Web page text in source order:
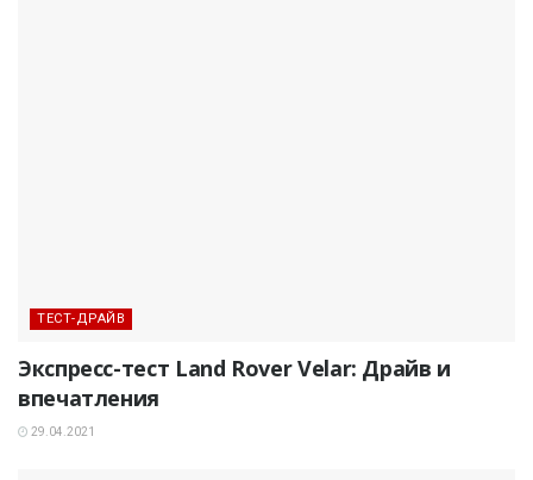
ТЕСТ-ДРАЙВ
Экспресс-тест Land Rover Velar: Драйв и
впечатления
29.04.2021